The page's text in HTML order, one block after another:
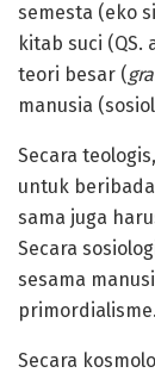
semesta (eko
kitab suci (QS.
teori besar (
manusia
Secara
untuk
sama juga
Secara
sesama
primordialisme.
Secara